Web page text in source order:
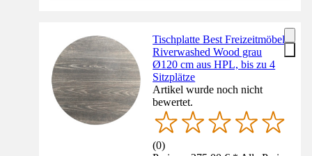
Tischplatte Best Freizeitmöbel
Riverwashed Wood grau
Ø120 cm aus HPL, bis zu 4
Sitzplätze
Artikel wurde noch nicht
bewertet.
(0)